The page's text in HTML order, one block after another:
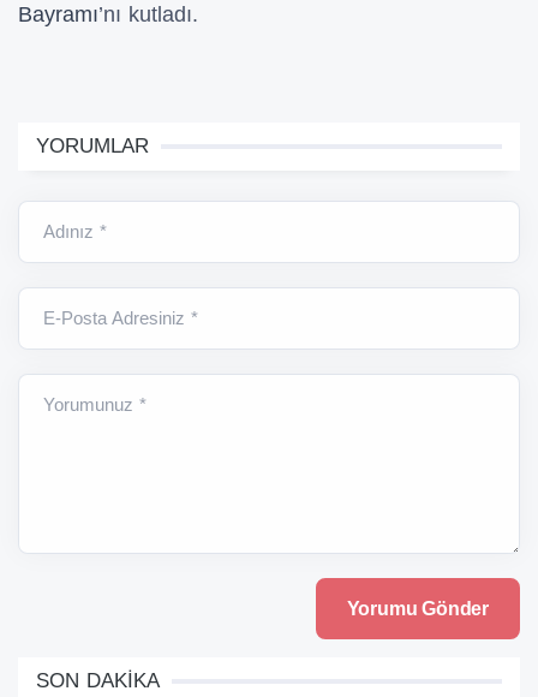
Bayramı’nı kutladı.
YORUMLAR
Adınız *
E-Posta Adresiniz *
Yorumunuz *
SON DAKİKA